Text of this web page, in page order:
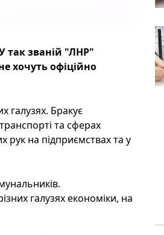
так званій "ЛНР"
хочуть офіційно
галузях. Бракує
та сферах
рук на підприємствах та у
галузях економіки, на